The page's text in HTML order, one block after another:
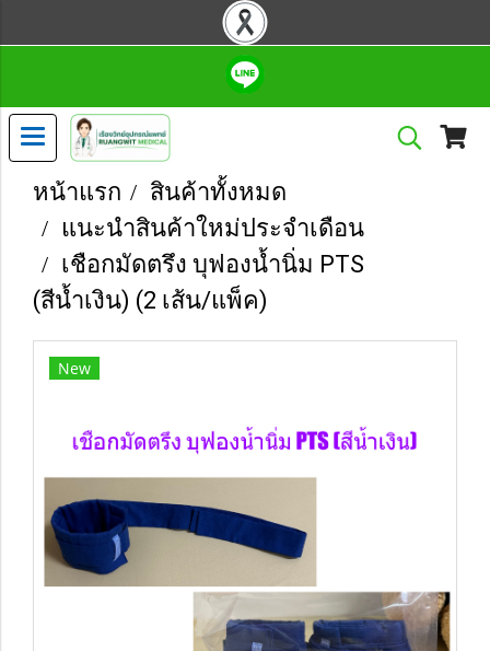
หน้าแรก
สินค้าทั้งหมด
แนะนำสินค้าใหม่ประจำเดือน
เชือกมัดตรึง บุฟองน้ำนิ่ม PTS
(สีน้ำเงิน) (2 เส้น/แพ็ค)
New